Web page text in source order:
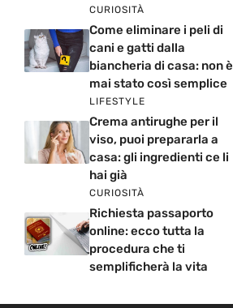
CURIOSITÀ
Come eliminare i peli di
cani e gatti dalla
biancheria di casa: non è
mai stato così semplice
LIFESTYLE
Crema antirughe per il
viso, puoi prepararla a
casa: gli ingredienti ce li
hai già
CURIOSITÀ
Richiesta passaporto
online: ecco tutta la
procedura che ti
semplificherà la vita